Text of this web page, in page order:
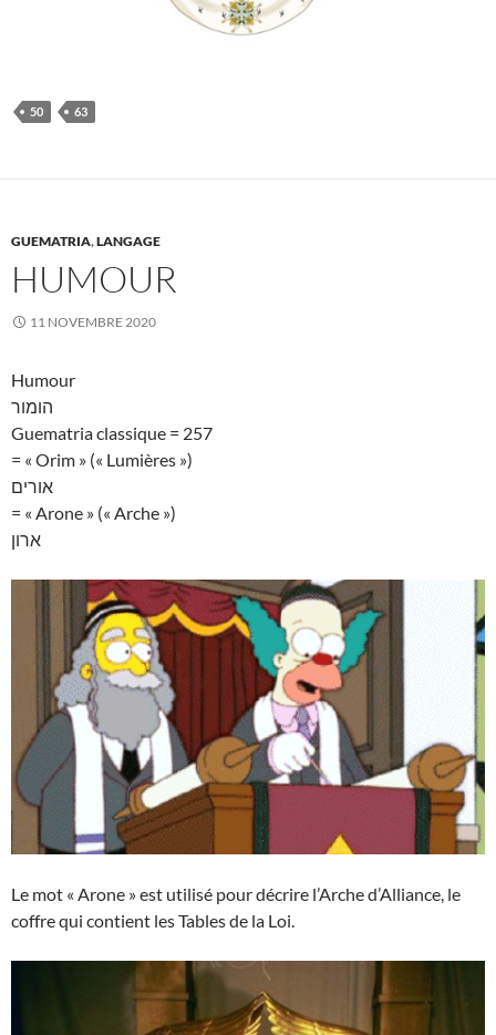
50 63
GUEMATRIA,LANGAGE
HUMOUR
11 NOVEMBRE 2020
Humour
הומור
Guematria classique = 257
= « Orim » (« Lumières »)
אורים
= « Arone » (« Arche »)
ארון
Le mot « Arone » est utilisé pour décrire l’Arche d’Alliance, le
coffre qui contient les Tables de la Loi.